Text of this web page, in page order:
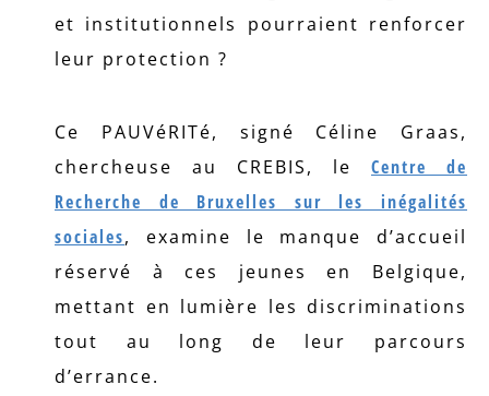
et institutionnels pourraient renforcer
leur protection ?
Ce PAUVéRITé, signé Céline Graas,
chercheuse au CREBIS, le Centre de
Recherche de Bruxelles sur les inégalités
sociales, examine le manque d’accueil
réservé à ces jeunes en Belgique,
mettant en lumière les discriminations
tout au long de leur parcours
d’errance.